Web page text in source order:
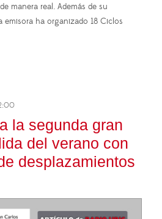
manera real. Además de su
ha organizado 18 Ciclos
la segunda gran
del verano con
desplazamientos